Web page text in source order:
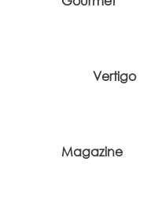
Vertigo
Magazine